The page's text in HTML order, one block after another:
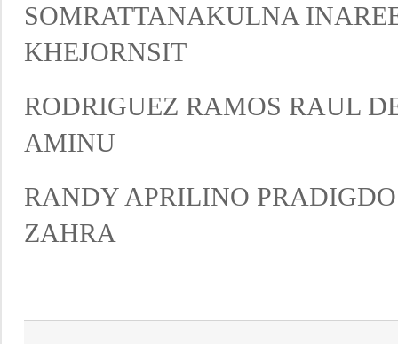
SOMRATTANAKULNA
KHEJORNSIT
RODRIGUEZ RAMOS RAUL
AMINU
RANDY APRILINO PRADIGDO
ZAHRA